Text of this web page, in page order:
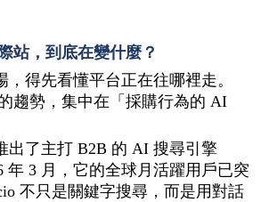
站，到底在變什麼？
得先看懂平台正在往哪裡走。
趨勢，集中在「採購行為的 AI
出了主打 B2B 的 AI 搜尋引擎
年 3 月，它的全球月活躍用戶已突
不只是關鍵字搜尋，而是用對話